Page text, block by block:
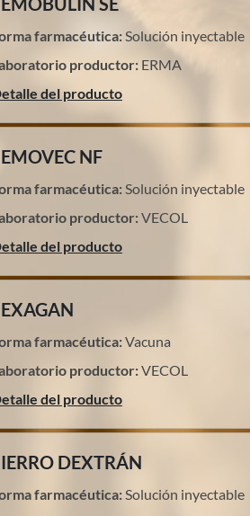
farmacéutica: Solución inyectable
productor: ERMA
del producto
NF
farmacéutica: Solución inyectable
productor:VECOL
del producto
farmacéutica:Vacuna
productor:VECOL
del producto
DEXTRÁN
farmacéutica: Solución inyectable